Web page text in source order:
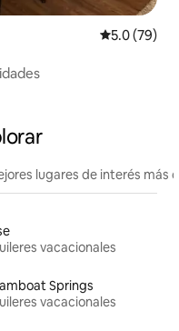
Calificación
5.0 (79)
lugares de interés más
vacacionales
Springs
vacacionales